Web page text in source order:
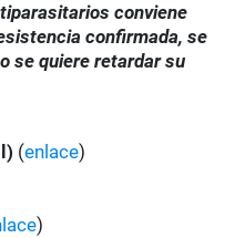
conviene
confirmada, se
se quiere retardar su
(enlace)
)